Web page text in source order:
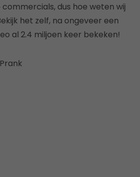
dus hoe weten wij
het zelf, na ongeveer een
al 2.4 miljoen keer bekeken!